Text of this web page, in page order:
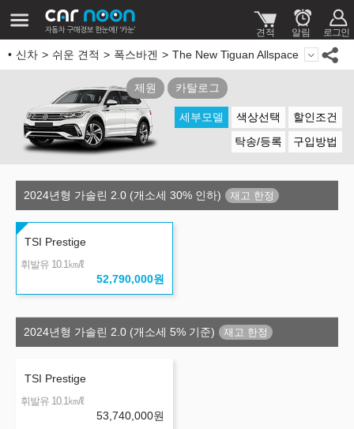
신차 쉬운 견적 폭스바겐 The New Tiguan Allspace
제원 카탈로그
세부모델 색상선택
할인조건
탁송/등록
구입방법
2024년형 가솔린 2.0 (개소세 30% 인하)
TSI Prestige
휘발유 10.1㎞/ℓ
52,790,000원
2024년형 가솔린 2.0 (개소세 5% 기준)
TSI Prestige
휘발유 10.1㎞/ℓ
53,740,000원